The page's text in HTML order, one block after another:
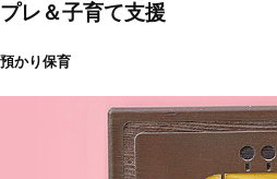
プレ＆子育て支援
預かり保育